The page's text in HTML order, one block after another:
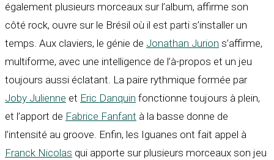
également plusieurs morceaux sur l’album, affirme son
côté rock, ouvre sur le Brésil où il est parti s’installer un
temps. Aux claviers, le génie de Jonathan Jurion s’affirme,
multiforme, avec une intelligence de l’à-propos et un jeu
toujours aussi éclatant. La paire rythmique formée par
Joby Julienne et Eric Danquin fonctionne toujours à plein,
et l’apport de Fabrice Fanfant à la basse donne de
l’intensité au groove. Enfin, les Iguanes ont fait appel à
Franck Nicolas qui apporte sur plusieurs morceaux son jeu